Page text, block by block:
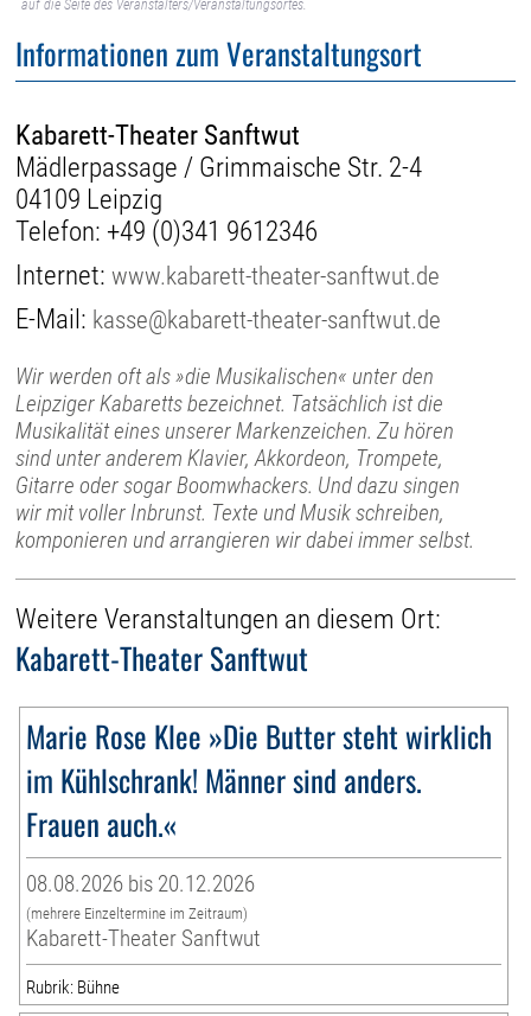
auf die Seite des Veranstalters/Veranstaltungsortes.
Informationen zum Veranstaltungsort
Kabarett-Theater Sanftwut
Mädlerpassage / Grimmaische Str. 2-4
04109 Leipzig
Telefon: +49 (0)341 9612346
Internet:www.kabarett-theater-sanftwut.de
E-Mail: kasse@kabarett-theater-sanftwut.de
Wir werden oft als »die Musikalischen« unter den
Leipziger Kabaretts bezeichnet. Tatsächlich ist die
Musikalität eines unserer Markenzeichen. Zu hören
sind unter anderem Klavier, Akkordeon, Trompete,
Gitarre oder sogar Boomwhackers. Und dazu singen
wir mit voller Inbrunst. Texte und Musik schreiben,
komponieren und arrangieren wir dabei immer selbst.
Weitere Veranstaltungen an diesem Ort:
Kabarett-Theater Sanftwut
Marie Rose Klee »Die Butter steht wirklich
im Kühlschrank! Männer sind anders.
Frauen auch.«
08.08.2026 bis 20.12.2026
(mehrere Einzeltermine im Zeitraum)
Kabarett-Theater Sanftwut
Rubrik: Bühne